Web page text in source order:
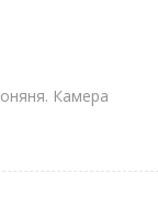
Камера